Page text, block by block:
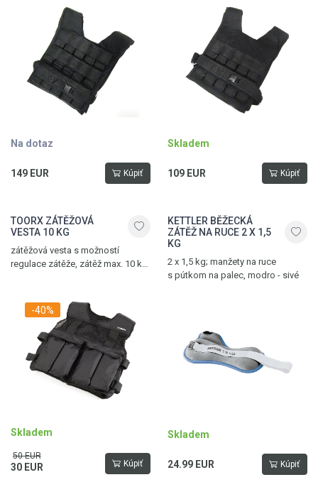
s click systémem pro úpravu
velikosti vesty
Na dotaz
149 EUR Kúpiť
s click systémem pro úpravu
velikosti vesty
Skladem
109 EUR Kúpiť
TOORX ZÁTĚŽOVÁ
VESTA 10 KG
zátěžová vesta s možností
regulace zátěže, zátěž max. 10 kg,
vesty-40%
Skladem
50 EUR
30 EUR Kúpiť
KETTLER BĚŽECKÁ
ZÁTĚŽ NA RUCE 2 X 1,5
KG
2 x 1,5 kg; manžety na ruce
s pútkom na palec, modro - sivé
Skladem
24.99 EUR Kúpiť